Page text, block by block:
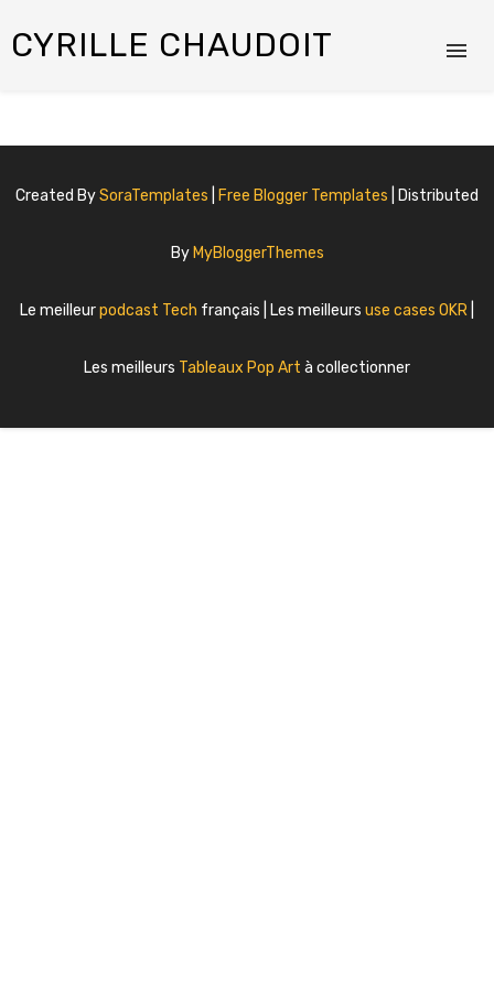
CYRILLE CHAUDOIT
Created BySoraTemplates Free Blogger Templates | Distributed
By MyBloggerThemes
Le meilleurpodcast Tech français | Les meilleurs use cases OKR
Les meilleurs Tableaux Pop Art à collectionner